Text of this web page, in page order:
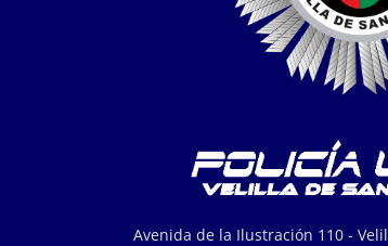
Avenida de la Ilustración 110 -